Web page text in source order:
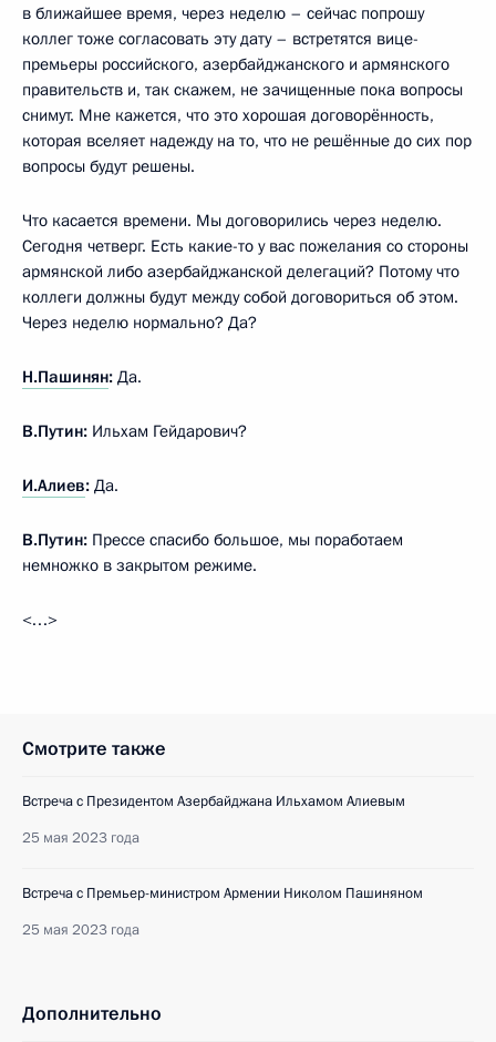
в ближайшее время, через неделю – сейчас попрошу
коллег тоже согласовать эту дату – встретятся вице-
премьеры российского, азербайджанского и армянского
правительств и, так скажем, не зачищенные пока вопросы
снимут. Мне кажется, что это хорошая договорённость,
которая вселяет надежду на то, что не решённые до сих пор
вопросы будут решены.
Что касается времени. Мы договорились через неделю.
Сегодня четверг. Есть какие-то у вас пожелания со стороны
армянской либо азербайджанской делегаций? Потому что
коллеги должны будут между собой договориться об этом.
Через неделю нормально? Да?
Н.Пашинян: Да.
В.Путин: Ильхам Гейдарович?
И.Алиев: Да.
В.Путин: Прессе спасибо большое, мы поработаем
немножко в закрытом режиме.
<…>
Смотрите также
Встреча с Президентом Азербайджана Ильхамом Алиевым
25 мая 2023 года
Встреча с Премьер-министром Армении Николом Пашиняном
25 мая 2023 года
Дополнительно